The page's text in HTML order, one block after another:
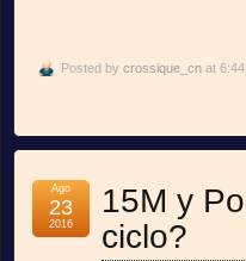
Posted by crossique_cn at
15M y
ciclo?
Ago
23
2016